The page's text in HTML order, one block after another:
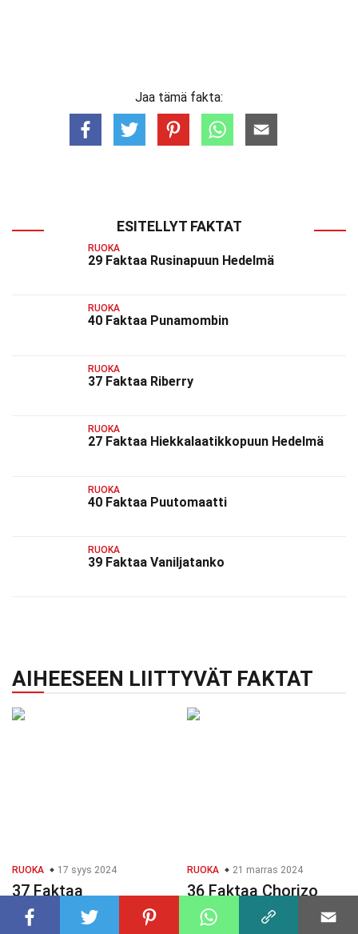
Jaa tämä fakta:
ESITELLYT FAKTAT
RUOKA
29 Faktaa Rusinapuun Hedelmä
RUOKA
40 Faktaa Punamombin
RUOKA
37 Faktaa Riberry
RUOKA
27 Faktaa Hiekkalaatikkopuun Hedelmä
RUOKA
40 Faktaa Puutomaatti
RUOKA
39 Faktaa Vaniljatanko
AIHEESEEN LIITTYVÄT FAKTAT
RUOKA 17 syys 2024
37 Faktaa
Australialainen
Persikka
RUOKA 21 marras 2024
36 Faktaa Chorizo